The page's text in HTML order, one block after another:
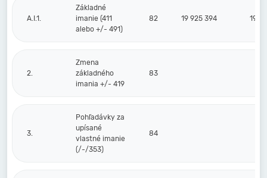
A.I.1.
Základné
imanie (411
alebo +/- 491)
82 19 925 394 19
2.
Zmena
základného
imania +/- 419
83
3.
Pohľadávky za
upísané
vlastné imanie
(/-/353)
84